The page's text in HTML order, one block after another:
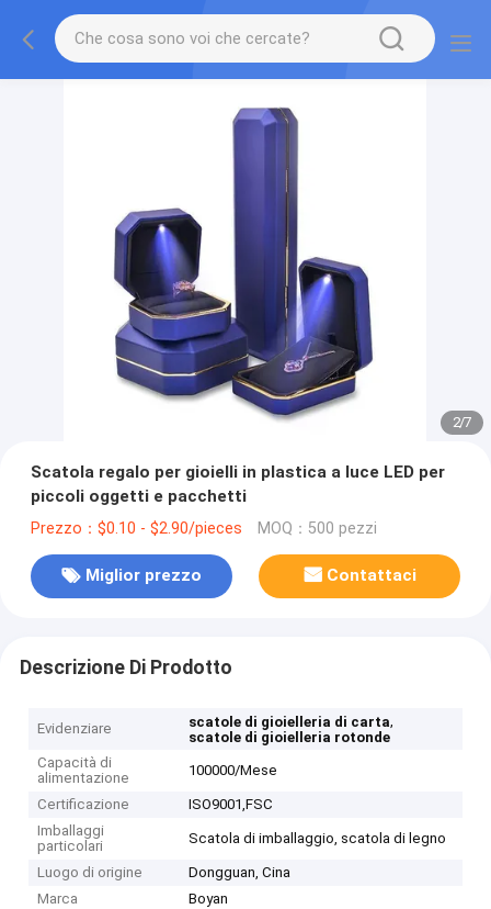
2/7
Scatola regalo per gioielli in plastica a luce LED per
piccoli oggetti e pacchetti
Prezzo：$0.10 - $2.90/pieces MOQ：500 pezzi
Miglior prezzo Contattaci
Descrizione Di Prodotto
Evidenziare scatole di gioielleria di carta,
scatole di gioielleria rotonde
Capacità di
alimentazione
100000/Mese
Certificazione
ISO9001,‌FSC
Imballaggi
particolari
Scatola di imballaggio, scatola di legno
Luogo di origine
Dongguan, Cina
Marca
Boyan